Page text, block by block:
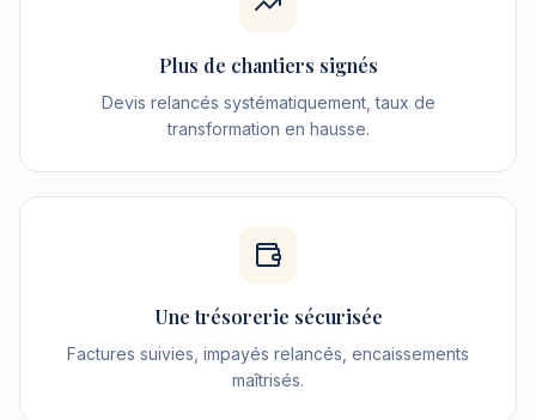
Plus de chantiers signés
Devis relancés systématiquement, taux de
transformation en hausse.
Une trésorerie sécurisée
Factures suivies, impayés relancés, encaissements
maîtrisés.